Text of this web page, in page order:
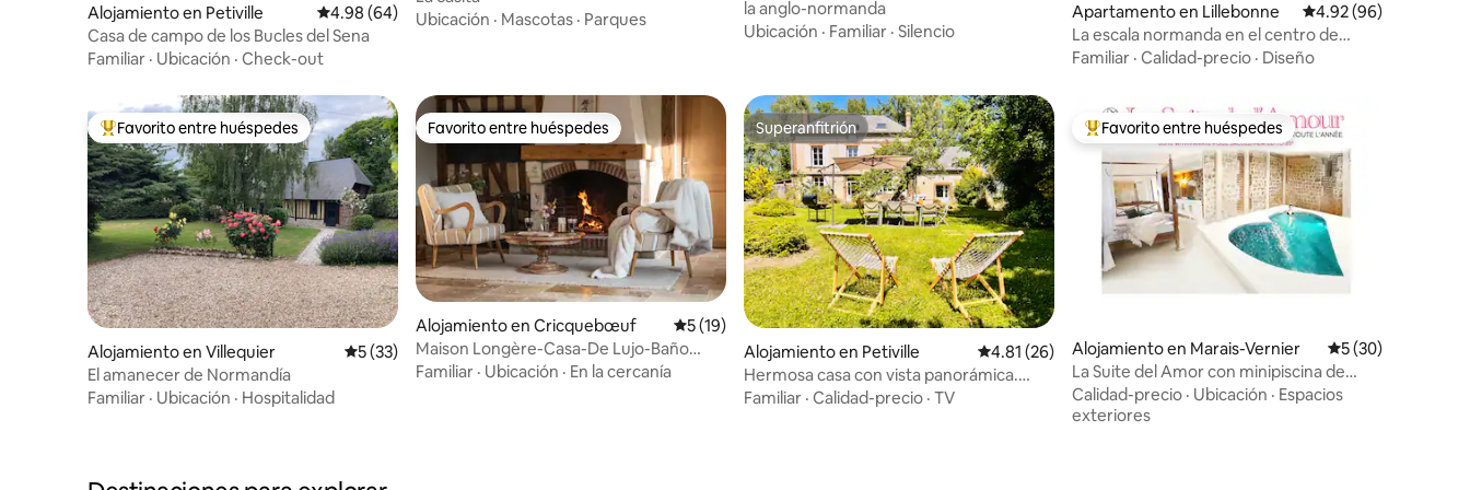
Alojamiento en Petiville Calificación promedio: 4.98 de 5, 64 reseñas
4.98 (64)
Casa de campo de los Bucles del Sena
Familiar · Ubicación · Check-out
Ubicación · Mascotas · Parques
la anglo-normanda
Ubicación · Familiar · Silencio
Apartamento en Lillebonne Calificación
4.92 (96)
La escala normanda en el centro de
Lillebonne
Familiar · Calidad-precio · Diseño
Favorito entre huéspedes preferido
Favorito entre huéspedes
Alojamiento en Villequier Calificación promedio: 5 de 5, 33 reseñas
5 (33)
El amanecer de Normandía
Familiar · Ubicación · Hospitalidad
Favorito entre huéspedes
Favorito entre huéspedes
Alojamiento en Cricquebœuf Calificación promedio: 5 de 5, 19 reseñas
5 (19)
Maison Longère-Casa-De Lujo-Baño
privado con bañer
Familiar · Ubicación · En la cercanía
Superanfitrión
Superanfitrión
Alojamiento en Petiville Calificación promedio: 4.81 de 5, 26 reseñas
4.81 (26)
Hermosa casa con vista panorámica.
Tranquilidad absoluta.
Familiar · Calidad-precio · TV
Favorito entre huéspedes preferido
Favorito entre huéspedes
Alojamiento en Marais-Vernier Calificación
5 (30)
La Suite del Amor con minipiscina de
hidromasaje en forma de corazón
Calidad-precio · Ubicación · Espacios
exteriores